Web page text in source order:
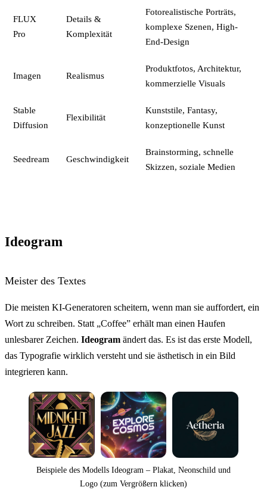
FLUX
Pro
Details &
Komplexität
Fotorealistische Porträts,
komplexe Szenen, High-
End-Design
Imagen Realismus
Produktfotos, Architektur,
kommerzielle Visuals
Stable
Diffusion
Flexibilität
Kunststile, Fantasy,
konzeptionelle Kunst
Seedream Geschwindigkeit
Brainstorming, schnelle
Skizzen, soziale Medien
Ideogram
Meister des Textes
Die meisten KI-Generatoren scheitern, wenn man sie auffordert, ein
Wort zu schreiben. Statt „Coffee” erhält man einen Haufen
unlesbarer Zeichen. Ideogram ändert das. Es ist das erste Modell,
das Typografie wirklich versteht und sie ästhetisch in ein Bild
integrieren kann.
Beispiele des Modells Ideogram – Plakat, Neonschild und
Logo (zum Vergrößern klicken)